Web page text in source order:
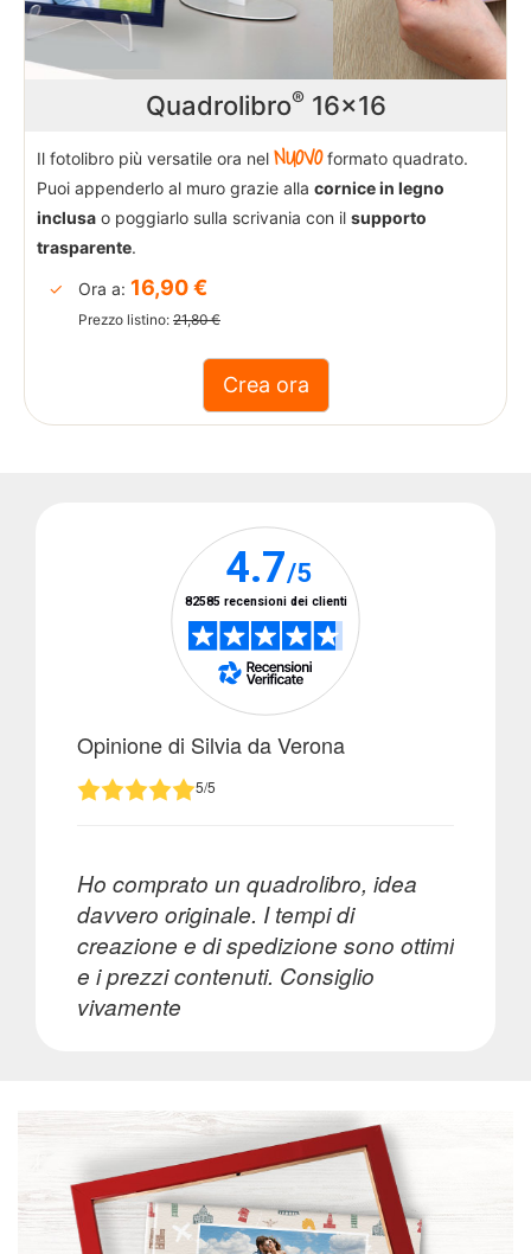
AlpitourWorld
(Fotolibro)
AlpitourWorld
(Stampe)
Enel
Gardenia
Ritorna
incartha
Calendari
fotografici
Calendari
Quadrolibro®16x16
Il fotolibro più versatile ora nel NUOVOformato quadrato.
Puoi appenderlo al muro grazie alla cornice in legno
inclusa o poggiarlo sulla scrivania con il supporto
trasparente.
Ora a: 16,90 €
Prezzo listino: 21,80 €
Opinione di Silvia da Verona
5/5
Ho comprato un quadrolibro, idea
davvero originale. I tempi di
creazione e di spedizione sono ottimi
e i prezzi contenuti. Consiglio
vivamente